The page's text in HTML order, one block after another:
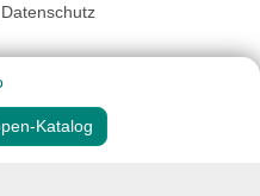
Datenschutz
Katalog